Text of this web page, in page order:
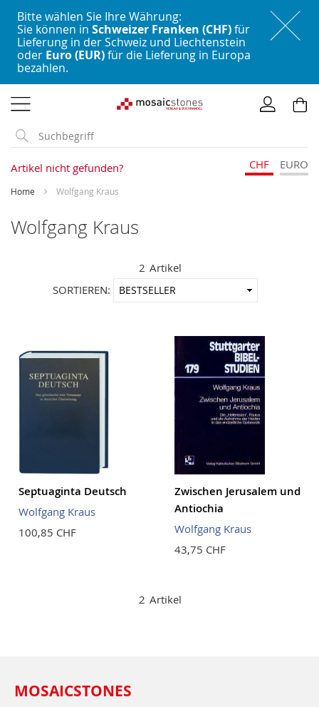
Bitte wählen Sie Ihre Währung:
Sie können in Schweizer Franken (CHF)für
Lieferung in der Schweiz und Liechtenstein
oder Euro (EUR)für die Lieferung in Europa
bezahlen.
zum
Inhalt
Artikel nicht gefunden? CHF EURO
Home Wolfgang Kraus
Wolfgang Kraus
2 Artikel
SORTIEREN:
Septuaginta Deutsch
Wolfgang Kraus
100,85 CHF
Zwischen Jerusalem und
Antiochia
Wolfgang Kraus
43,75 CHF
2 Artikel
MOSAICSTONES